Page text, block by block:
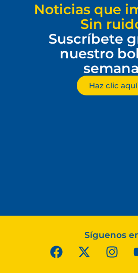
Noticias que
Sin
Suscríbete
nuestro
Haz clic aquí
Síguenos